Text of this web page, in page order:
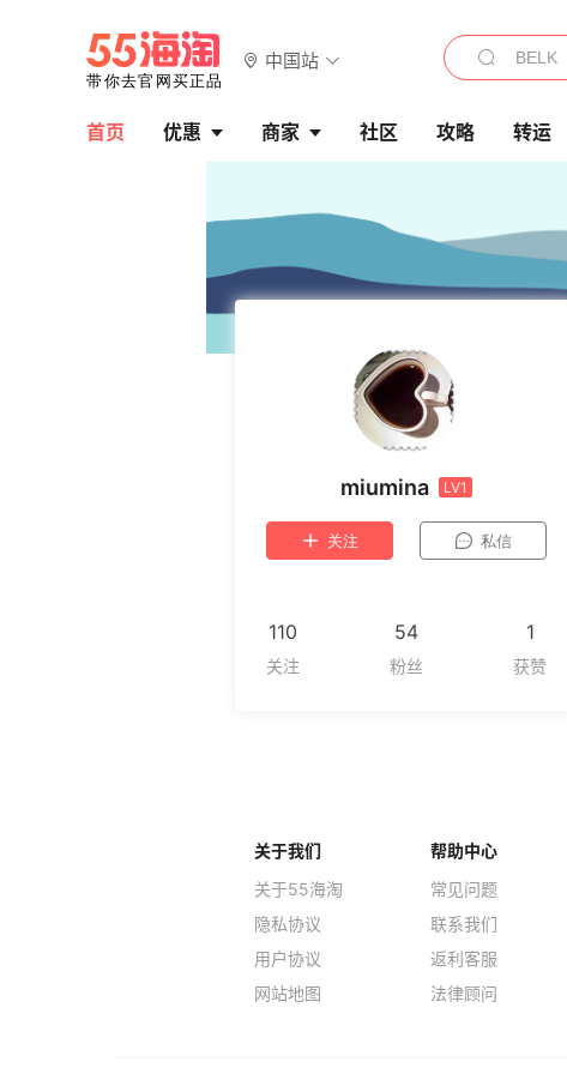
中国站
首页 优惠 商家 社区 攻略 转运
miumina LV1
关注 私信
110 54 1
关于我们
关于55海淘
隐私协议
用户协议
网站地图
帮助中心
常见问题
联系我们
返利客服
法律顾问